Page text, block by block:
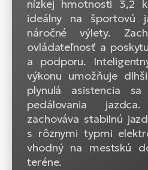
nízkej hmotnosti 3,2
ideálny na športovú
náročné výlety.
ovládateľnosť a
a podporu.
výkonu umožňuje
plynulá asistencia
pedálovania
zachováva stabilnú
s rôznymi typmi
vhodný na mestskú
teréne.